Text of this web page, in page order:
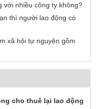
với nhiều công ty không?
thì người lao động có
xã hội tự nguyện gồm
cho thuê lại lao động